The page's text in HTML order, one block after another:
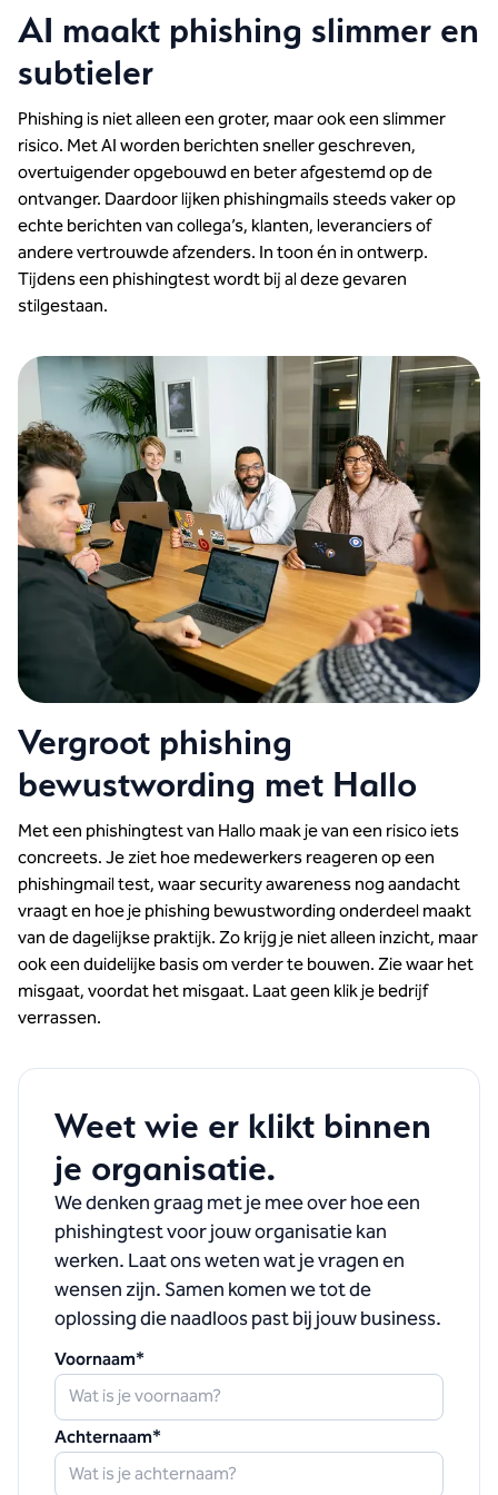
AI maakt phishing slimmer en
subtieler
Phishing is niet alleen een groter, maar ook een slimmer
risico. Met AI worden berichten sneller geschreven,
overtuigender opgebouwd en beter afgestemd op de
ontvanger. Daardoor lijken phishingmails steeds vaker op
echte berichten van collega’s, klanten, leveranciers of
andere vertrouwde afzenders. In toon én in ontwerp.
Tijdens een phishingtest wordt bij al deze gevaren
stilgestaan.
Vergroot phishing
bewustwording met Hallo
Met een phishingtest van Hallo maak je van een risico iets
concreets. Je ziet hoe medewerkers reageren op een
phishingmail test, waar security awareness nog aandacht
vraagt en hoe je phishing bewustwording onderdeel maakt
van de dagelijkse praktijk. Zo krijg je niet alleen inzicht, maar
ook een duidelijke basis om verder te bouwen. Zie waar het
misgaat, voordat het misgaat. Laat geen klik je bedrijf
verrassen.
Weet wie er klikt binnen
je organisatie.
We denkengraag met je mee over hoe een
phishingtest voor jouw organisatie kan
werken. Laat ons weten wat je vragen en
wensen zijn. Samen komen we tot de
oplossing die naadloos past bij jouw business.
Voornaam*
Achternaam*